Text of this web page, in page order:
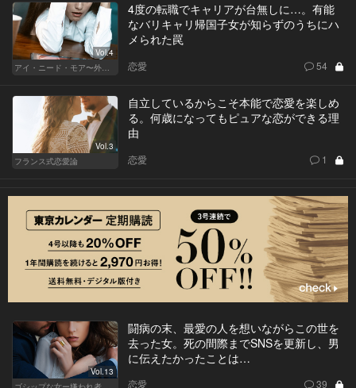
Vol.4
アイ・ニード・モア〜外資系オンナの欲望〜
4度の転職でキャリアが台無しに…。有能
なバリキャリ帰国子女が知らずのうちにハ
メられた罠
恋愛 54
Vol.3
フランス式恋愛論
自立しているからこそ本能で恋愛を楽しめ
る。何歳になってもピュアな恋ができる理
由
恋愛 1
Vol.13
闘病の末、最愛の人を想いながらこの世を
去った女。死の間際までSNSを更新し、男
に伝えたかったことは…
恋愛 39